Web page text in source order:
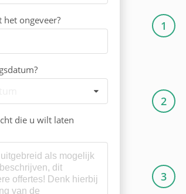
het ongeveer?
die u wilt laten
1
2
3